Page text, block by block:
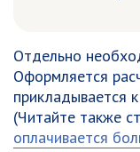
Отдельно
Оформляется
прикладывается
(Читайте также
оплачивается